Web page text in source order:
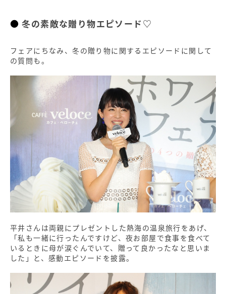
冬の素敵な贈り物エピソード♡
フェアにちなみ、冬の贈り物に関するエピソードに関して
の質問も。
平井さんは両親にプレゼントした熱海の温泉旅行をあげ、
「私も一緒に行ったんですけど、夜お部屋で食事を食べて
いるときに母が涙ぐんでいて、贈って良かったなと思いま
した」と、感動エピソードを披露。